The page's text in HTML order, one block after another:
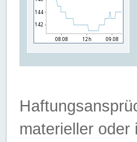
materieller oder